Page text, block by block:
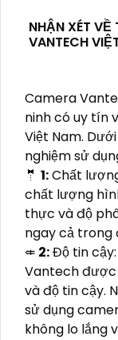
NHẬN XÉT
VANTECH
Camera
ninh có uy tín
Việt Nam.
nghiệm sử
🤵 1:Chất
chất lượng
thực và độ
ngay cả trong
⤂ 2:Độ tin
Vantech được
và độ tin cậy.
sử dụng
không lo lắng